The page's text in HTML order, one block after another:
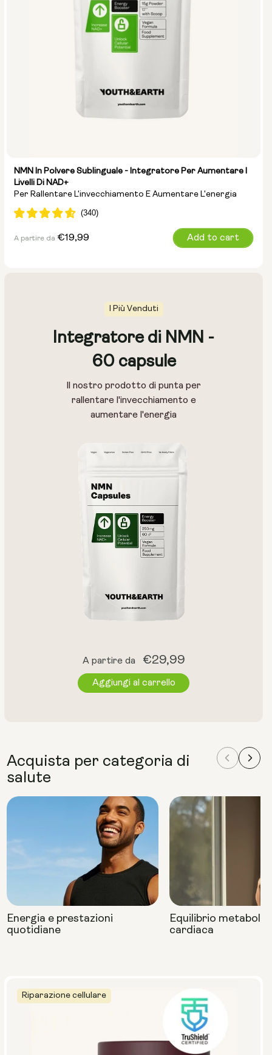
NMN In Polvere Sublinguale - Integratore Per Aumentare I
Livelli Di NAD+
Per Rallentare L'invecchiamento E Aumentare L'energia
100g
Prezzo
A partire da €19,99 Add to cart
Riparazione cellulare
Acquista per categoria di
salute
Energia e prestazioni
quotidiane
Equilibrio
cardiaca
I Più Venduti
Integratore di NMN -
60 capsule
Il nostro prodotto di punta per
rallentare l'invecchiamento e
aumentare l'energia
Prezzo
normale
A partire da €29,99
Aggiungi al carrello